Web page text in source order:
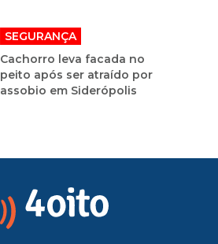
SEGURANÇA
Cachorro leva facada no
peito após ser atraído por
assobio em Siderópolis